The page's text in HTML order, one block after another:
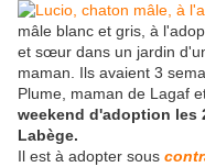
mâle blanc et gris, à
et sœur dans un jardin
maman. Ils avaient 3
Plume, maman de Lagaf
weekend d'adoption les
Labège.
Il est à adopter sous